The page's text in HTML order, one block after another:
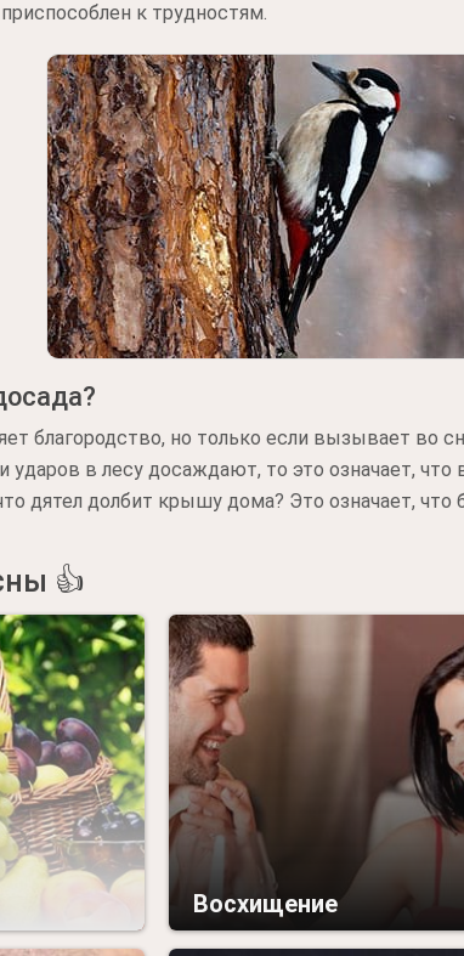
к трудностям.
благородство, но только если вызывает во
ударов в лесу досаждают, то это означает,
дятел долбит крышу дома? Это означает,
👍
Восхищение